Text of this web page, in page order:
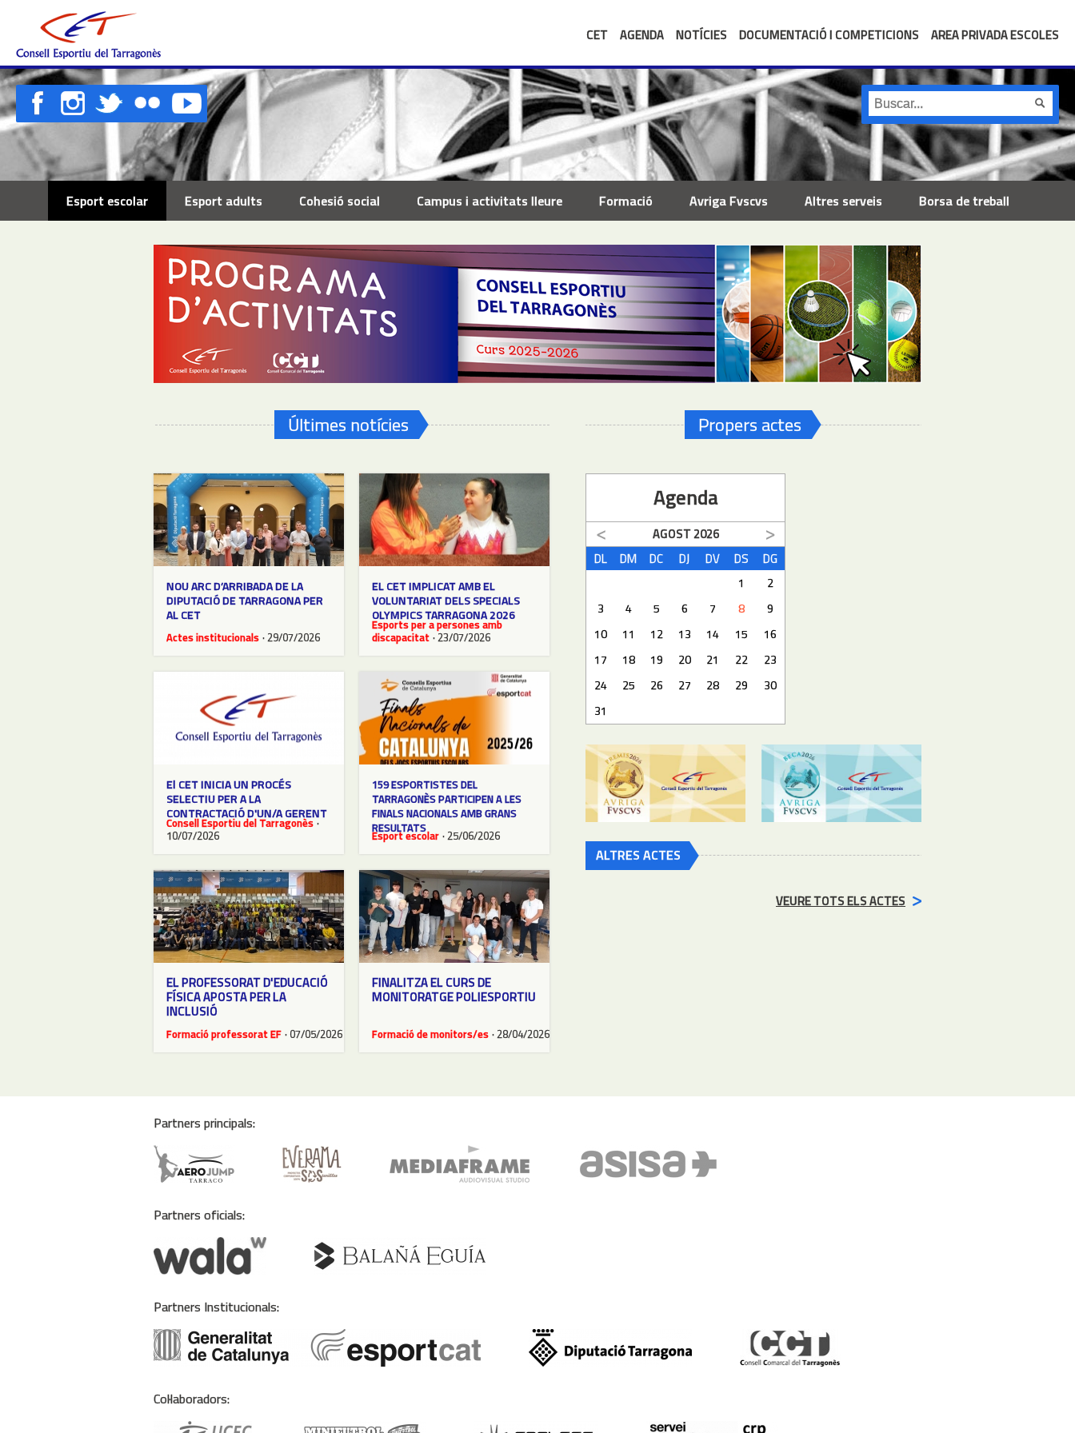
CET AGENDA NOTÍCIES DOCUMENTACIÓ I COMPETICIONS AREA PRIVADA ESCOLES
Esport escolar Esport adults Cohesió social Campus i activitats lleure Formació Avriga Fvscvs Altres serveis Borsa de treball
Últimes notícies
NOU ARC D’ARRIBADA DE LA
DIPUTACIÓ DE TARRAGONA PER
AL CET
Actes institucionals · 29/07/2026
EL CET IMPLICAT AMB EL
VOLUNTARIAT DELS SPECIALS
OLYMPICS TARRAGONA 2026
Esports per a persones amb
discapacitat · 23/07/2026
El CET INICIA UN PROCÉS
SELECTIU PER A LA
CONTRACTACIÓ D'UN/A GERENT
Consell Esportiu del Tarragonès ·
10/07/2026
159 ESPORTISTES DEL
TARRAGONÈS PARTICIPEN A LES
FINALS NACIONALS AMB GRANS
RESULTATS
Esport escolar · 25/06/2026
EL PROFESSORAT D'EDUCACIÓ
FÍSICA APOSTA PER LA
INCLUSIÓ
Formació professorat EF · 07/05/2026
FINALITZA EL CURS DE
MONITORATGE POLIESPORTIU
Formació de monitors/es · 28/04/2026
Propers actes
Agenda
AGOST2026
DL
DM DC DJ DV DS DG
1
2
3
4 5 6 7 8
9
10
11 12 13 14 15
16
17
18 19 20 21 22
23
24
25 26 27 28 29
30
31
ALTRES ACTES
VEURE TOTS ELS ACTES
Partners principals:
Partners oficials:
Partners Institucionals:
Col·laboradors: